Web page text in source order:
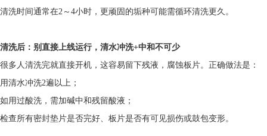
清洗时间通常在2～4小时，更顽固的垢种可能需循环清洗更久。
清洗后：别直接上线运行，清水冲洗+中和不可少
很多人清洗完就直接开机，这容易留下残液，腐蚀板片。正确做法是：
用清水冲洗2遍以上；
如用过酸洗，需加碱中和残留酸液；
检查所有密封垫片是否完好、板片是否有可见损伤或鼓包变形。